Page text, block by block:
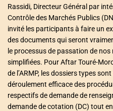
Rassidi, Directeur Général par
Contrôle des Marchés Publics
invité les participants à faire un
des documents qui seront
le processus de passation de
simplifiées. Pour Aftar Touré-
de l’ARMP, les dossiers types
déroulement efficace des
respectifs de demande de
demande de cotation (DC) tout